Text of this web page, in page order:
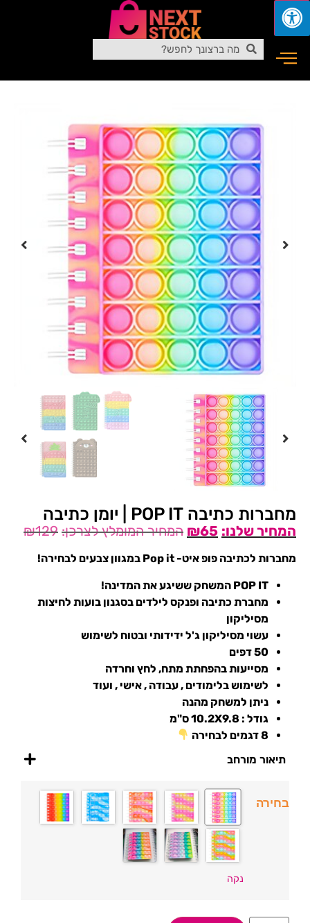
מחברות כתיבה POP IT | יומן כתיבה
₪129 ₪65
מחברות לכתיבה פופ איט- Pop it במגוון צבעים לבחירה!
POP IT המשחק ששיגע את המדינה!
מחברת כתיבה ופנקס לילדים בסגנון בועות לחיצות
מסיליקון
עשוי מסיליקון ג'ל ידידותי ובטוח לשימוש
50 דפים
מסייעות בהפחתת מתח, לחץ וחרדה
לשימוש בלימודים , עבודה , אישי , ועוד
ניתן למשחק מהנה
גודל : 10.2X9.8 ס"מ
8 דגמים לבחירה
תיאור מורחב
בחירה
נקה